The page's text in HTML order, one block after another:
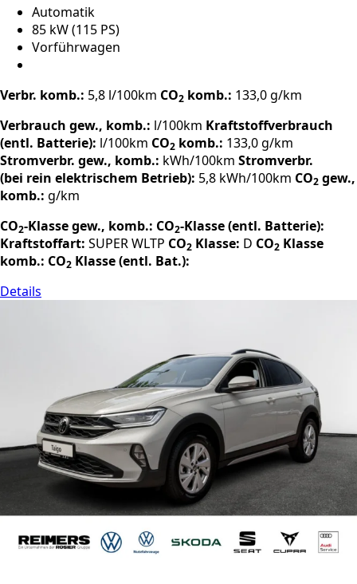
Automatik
85 kW (115 PS)
Vorführwagen
Verbr. komb.: 5,8 l/100km CO2 komb.: 133,0 g/km
Verbrauch gew., komb.: l/100km Kraftstoffverbrauch
(entl. Batterie): l/100km CO2 komb.: 133,0 g/km
Stromverbr. gew., komb.: kWh/100km Stromverbr.
(bei rein elektrischem Betrieb): 5,8 kWh/100km CO2 gew.,
komb.: g/km
CO2-Klasse gew., komb.: CO2-Klasse (entl. Batterie):
Kraftstoffart: SUPERWLTP CO2 Klasse: D CO2 Klasse
komb.: CO2 Klasse (entl. Bat.):
Details